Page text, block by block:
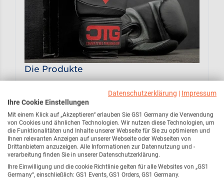
Die Produkte
Unter der Marke CTG gibt es
Trainingsausrüstung wie
Handschuhe, Pratzen oder
Sicherheitswesten. Das Besondere:
Die Produkte sind speziell konzipiert
für Selbstverteidigung, Krav Maga
und Combatives. Denn viele Jahre
Datenschutzerklärung | Impressum
Ihre Cookie Einstellungen
Mit einem Klick auf „Akzeptieren“ erlauben Sie GS1 Germany die Verwendung
von Cookies und ähnlichen Technologien. Wir nutzen diese Technologien, um
die Funktionalitäten und Inhalte unserer Webseite für Sie zu optimieren und
Ihnen relevanten Anzeigen auf unserer Webseite oder Webseiten von
Drittanbietern anzuzeigen. Alle Informationen zur Datennutzung und -
verarbeitung finden Sie in unserer Datenschutzerklärung.
Ihre Einwilligung und die cookie Richtlinie gelten für alle Websites von „GS1
Germany“, einschließlich: GS1 Events, GS1 Orders, GS1 Germany.